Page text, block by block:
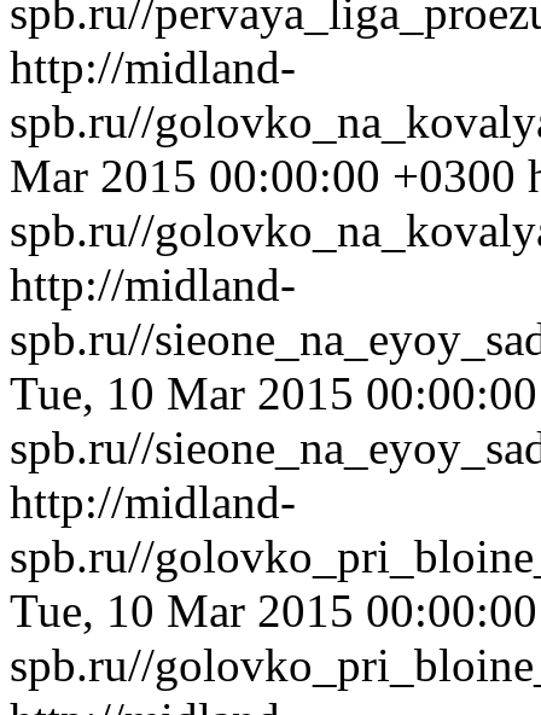
spb.ru//
http://midland-
spb.ru//
Mar 2015 00:00:00 +0300
spb.ru//
http://midland-
spb.ru//
Tue, 10 Mar 2015
spb.ru//
http://midland-
spb.ru//
Tue, 10 Mar 2015
spb.ru//